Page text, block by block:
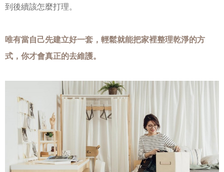
到後續該怎麼打理。
唯有當自己先建立好一套，輕鬆就能把家裡整理乾淨的方
式，你才會真正的去維護。